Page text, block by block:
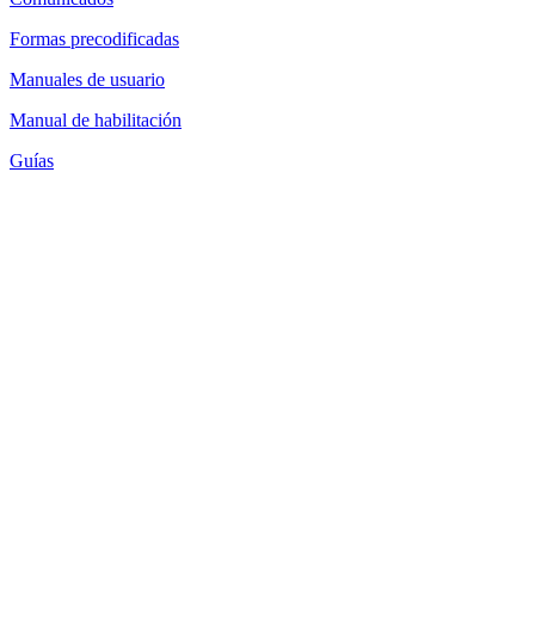
Formas precodificadas
Manuales de usuario
Manual de habilitación
Guías